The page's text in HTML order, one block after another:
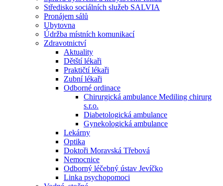
Středisko sociálních služeb SALVIA
Pronájem sálů
Ubytovna
Údržba místních komunikací
Zdravotnictví
Aktuality
Dětští lékaři
Praktičtí lékaři
Zubní lékaři
Odborné ordinace
Chirurgická ambulance Mediling chirurg
s.r.o.
Diabetologická ambulance
Gynekologická ambulance
Lekárny
Optika
Doktoři Moravská Třebová
Nemocnice
Odborný léčebný ústav Jevíčko
Linka psychopomoci